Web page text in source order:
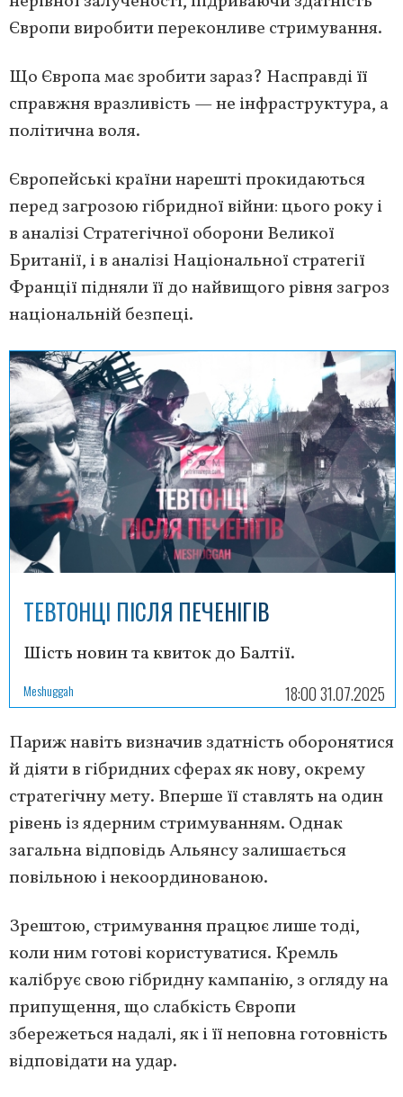
Європи виробити переконливе стримування.
Що Європа має зробити зараз? Насправді її
справжня вразливість — не інфраструктура, а
політична воля.
Європейські країни нарешті прокидаються
перед загрозою гібридної війни: цього року і
в аналізі Стратегічної оборони Великої
Британії, і в аналізі Національної стратегії
Франції підняли її до найвищого рівня загроз
національній безпеці.
ТЕВТОНЦІ ПІСЛЯ ПЕЧЕНІГІВ
Шість новин та квиток до Балтії.
Meshuggah 18:00 31.07.2025
Париж навіть визначив здатність оборонятися
й діяти в гібридних сферах як нову, окрему
стратегічну мету. Вперше її ставлять на один
рівень із ядерним стримуванням. Однак
загальна відповідь Альянсу залишається
повільною і некоординованою.
Зрештою, стримування працює лише тоді,
коли ним готові користуватися. Кремль
калібрує свою гібридну кампанію, з огляду на
припущення, що слабкість Європи
збережеться надалі, як і її неповна готовність
відповідати на удар.